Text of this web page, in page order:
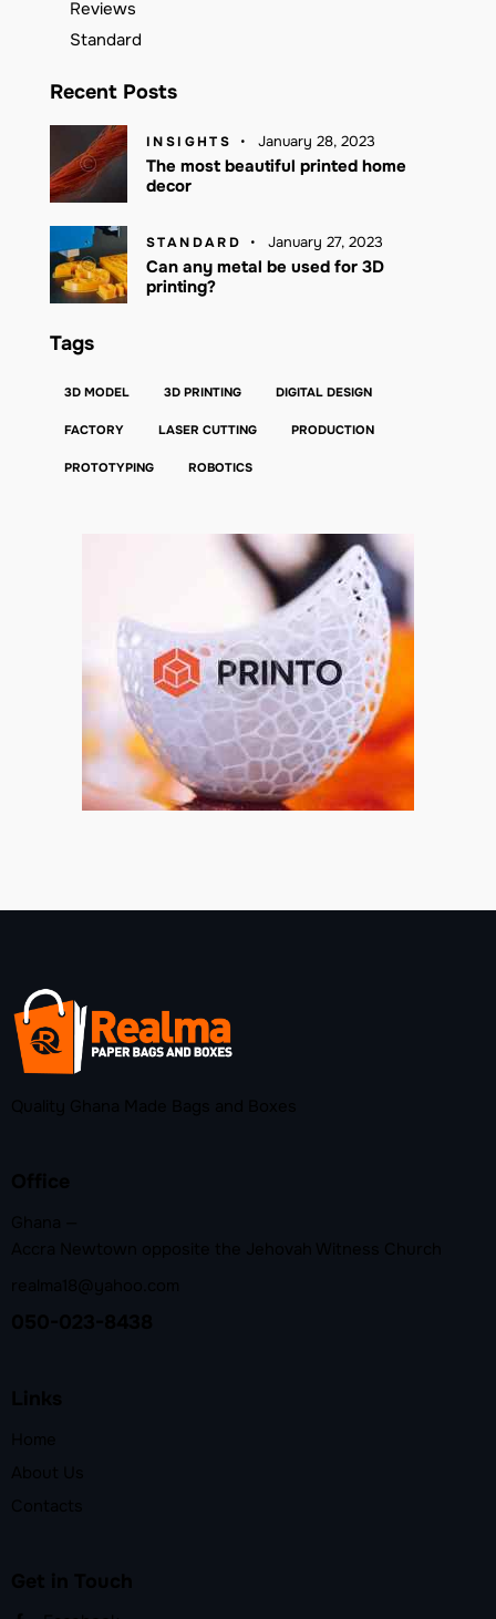
Reviews
Standard
Recent Posts
INSIGHTS January 28, 2023
The most beautiful printed home
decor
STANDARD January 27, 2023
Can any metal be used for 3D
printing?
Tags
3D MODEL 3D PRINTING DIGITAL DESIGN
FACTORY LASER CUTTING PRODUCTION
PROTOTYPING ROBOTICS